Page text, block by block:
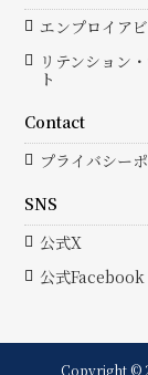
エンプロイア
リテンション
ト
Contact
プライバシー
SNS
公式X
公式Facebook
Copyright ©